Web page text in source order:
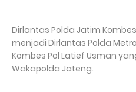
Dirlantas Polda Jatim
menjadi Dirlantas Polda
Kombes Pol Latief Usman
Wakapolda Jateng.